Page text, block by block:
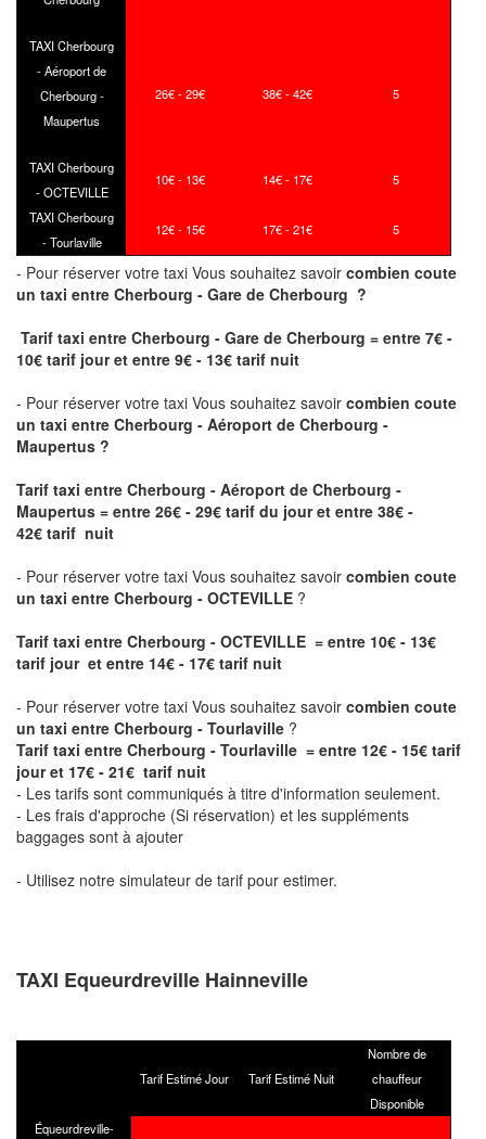
TAXI Cherbourg
- Aéroport de
Cherbourg -
Maupertus
26€ - 29€ 38€ - 42€ 5
TAXI Cherbourg
- OCTEVILLE
10€ - 13€ 14€ - 17€ 5
TAXI Cherbourg
- Tourlaville
12€ - 15€ 17€ - 21€ 5
- Pour réserver votre taxi Vous souhaitez savoir combien coute
un taxi entre Cherbourg - Gare de Cherbourg ?
Tarif taxi entre Cherbourg - Gare de Cherbourg = entre 7€ -
10€ tarif jour et entre 9€ - 13€ tarif nuit
- Pour réserver votre taxi Vous souhaitez savoir combien coute
un taxi entre Cherbourg - Aéroport de Cherbourg -
Maupertus ?
Tarif taxi entre Cherbourg - Aéroport de Cherbourg -
Maupertus = entre 26€ - 29€ tarif du jour et entre 38€ -
42€ tarif nuit
- Pour réserver votre taxi Vous souhaitez savoir combien coute
un taxi entre Cherbourg - OCTEVILLE ?
Tarif taxi entre Cherbourg - OCTEVILLE = entre 10€ - 13€
tarif jour et entre 14€ - 17€ tarif nuit
- Pour réserver votre taxi Vous souhaitez savoir combien coute
un taxi entre Cherbourg - Tourlaville ?
Tarif taxi entre Cherbourg - Tourlaville = entre 12€ - 15€ tarif
jour et 17€ - 21€ tarif nuit
- Les tarifs sont communiqués à titre d'information seulement.
- Les frais d'approche (Si réservation) et les suppléments
baggages sont à ajouter
- Utilisez notre simulateur de tarif pour estimer.
TAXI Equeurdreville Hainneville
Tarif Estimé Jour Tarif Estimé Nuit
Nombre de
chauffeur
Disponible
Équeurdreville-